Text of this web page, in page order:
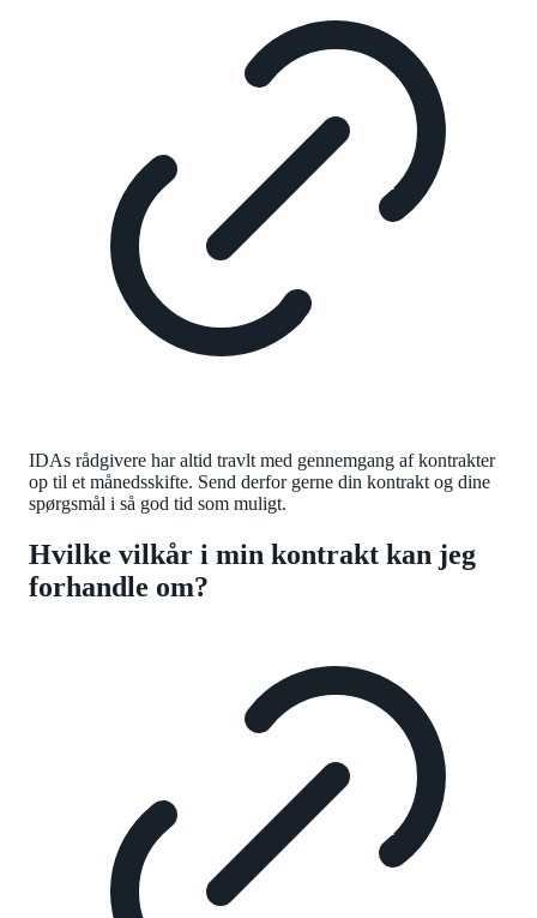
IDAs rådgivere har altid travlt med gennemgang af kontrakter
op til et månedsskifte. Send derfor gerne din kontrakt og dine
spørgsmål i så god tid som muligt.
Hvilke vilkår i min kontrakt kan jeg
forhandle om?